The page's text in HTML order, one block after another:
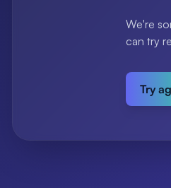
We're
can try
Try